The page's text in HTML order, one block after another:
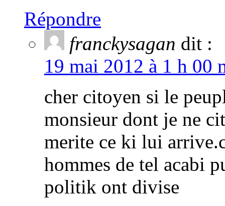
Répondre
franckysagan dit :
19 mai 2012 à 1 h 00
cher citoyen si le
monsieur dont je ne
merite ce ki lui
hommes de tel acabi
politik ont divise